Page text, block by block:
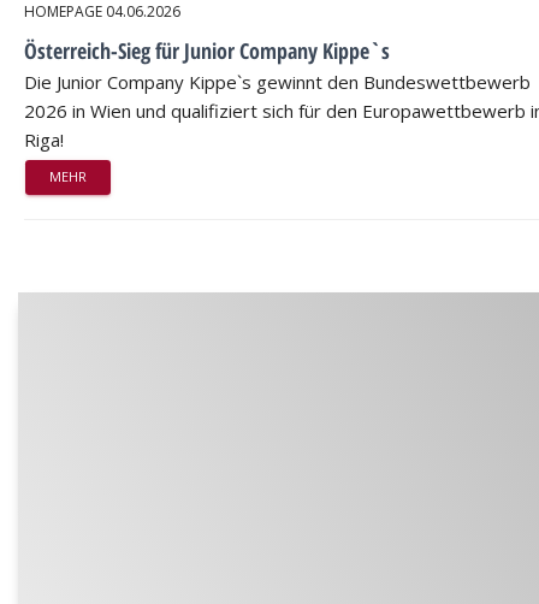
HOMEPAGE 04.06.2026
Österreich-Sieg für Junior Company Kippe`s
Die Junior Company Kippe`s gewinnt den Bundeswettbewerb
2026 in Wien und qualifiziert sich für den Europawettbewerb
Riga!
MEHR